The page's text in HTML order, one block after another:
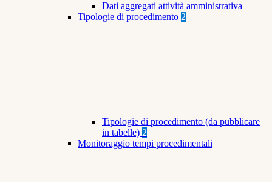
Dati aggregati attività amministrativa
Tipologie di procedimento 2
Tipologie di procedimento (da pubblicare
in tabelle) 2
Monitoraggio tempi procedimentali